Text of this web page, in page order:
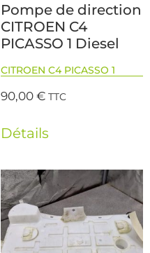
Pompe de direction
CITROEN C4
PICASSO 1 Diesel
CITROEN C4 PICASSO 1
90,00€ TTC
Détails